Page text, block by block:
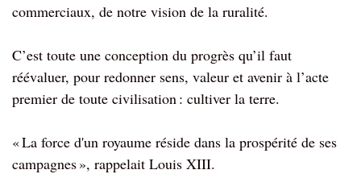
commerciaux, de notre vision de la ruralité.
C’est toute une conception du progrès qu’il faut
réévaluer, pour redonner sens, valeur et avenir à l’acte
premier de toute civilisation : cultiver la terre.
« La force d'un royaume réside dans la prospérité de ses
campagnes », rappelait Louis XIII.